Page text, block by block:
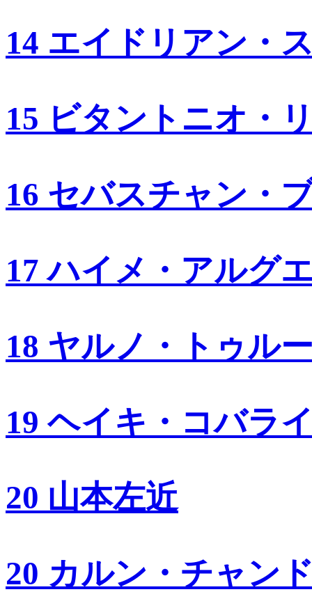
14 エイドリアン・
15 ビタントニオ・
16 セバスチャン・
17 ハイメ・アルグ
18 ヤルノ・トゥル
19 ヘイキ・コバラ
20 山本左近
20 カルン・チャン